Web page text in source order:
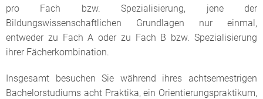
pro Fach bzw. Spezialisierung, jene der
Bildungswissenschaftlichen Grundlagen nur einmal,
entweder zu Fach A oder zu Fach B bzw. Spezialisierung
ihrer Fächerkombination.
Insgesamt besuchen Sie während ihres achtsemestrigen
Bachelorstudiums acht Praktika, ein Orientierungspraktikum,